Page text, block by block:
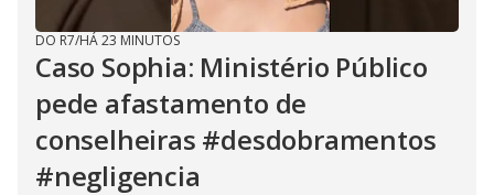
DO R7/HÁ 23 MINUTOS
Caso Sophia: Ministério Público
pede afastamento de
conselheiras #desdobramentos
#negligencia